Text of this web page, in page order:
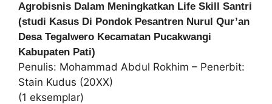
Agrobisnis Dalam Meningkatkan Life Skill Santri
(studi Kasus Di Pondok Pesantren Nurul Qur’an
Desa Tegalwero Kecamatan Pucakwangi
Kabupaten Pati)
Penulis: Mohammad Abdul Rokhim – Penerbit:
Stain Kudus (20XX)
(1 eksemplar)